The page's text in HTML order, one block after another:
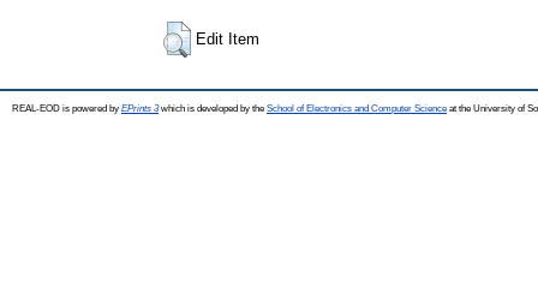
Edit Item
REAL-EOD is powered by EPrints 3which is developed by the School of Electronics and Computer Science at the University of